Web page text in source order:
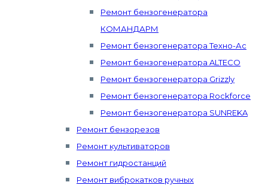
Ремонт бензогенератора
КОМАНДАРМ
Ремонт бензогенератора Техно-Ас
Ремонт бензогенератора ALTECO
Ремонт бензогенератора Grizzly
Ремонт бензогенератора Rockforce
Ремонт бензогенератора SUNREKA
Ремонт бензорезов
Ремонт культиваторов
Ремонт гидростанций
Ремонт виброкатков ручных